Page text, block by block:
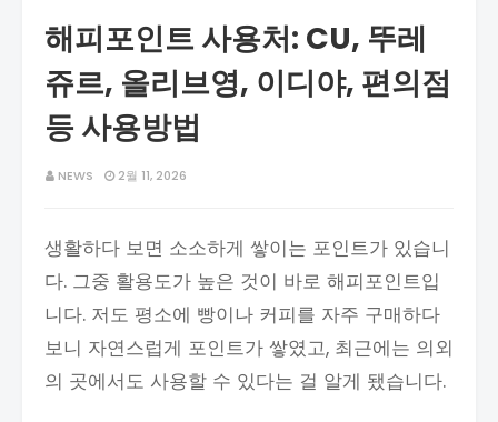
해피포인트 사용처: CU, 뚜레
쥬르, 올리브영, 이디야, 편의점
등 사용방법
NEWS 2월 11, 2026
생활하다 보면 소소하게 쌓이는 포인트가 있습니
다. 그중 활용도가 높은 것이 바로 해피포인트입
니다. 저도 평소에 빵이나 커피를 자주 구매하다
보니 자연스럽게 포인트가 쌓였고, 최근에는 의외
의 곳에서도 사용할 수 있다는 걸 알게 됐습니다.